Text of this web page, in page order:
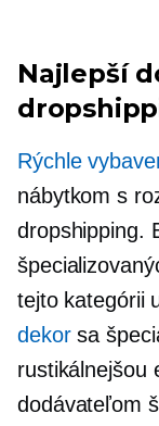
Najlepší
Rýchle
nábytkom s
dropshipping.
tejto kategórii
dekorsa
rustikálnejšou
dodávateľom